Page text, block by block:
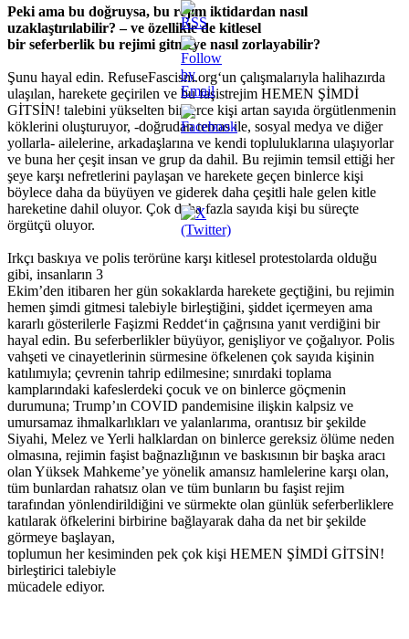
Peki ama bu doğruysa, bu rejim iktidardan nasıl
uzaklaştırılabilir? – ve özellikle de kitlesel
bir seferberlik bu rejimi gitmeye nasıl zorlayabilir?
Şunu hayal edin. RefuseFascism.org‘un çalışmalarıyla halihazırda
ulaşılan, harekete geçirilen ve bu faşistrejim HEMEN ŞİMDİ
GİTSİN! talebini yükselten binlerce kişi artan sayıda örgütlenmenin
köklerini oluşturuyor, -doğrudan temas ile, sosyal medya ve diğer
yollarla- ailelerine, arkadaşlarına ve kendi topluluklarına ulaşıyorlar
ve buna her çeşit insan ve grup da dahil. Bu rejimin temsil ettiği her
şeye karşı nefretlerini paylaşan ve harekete geçen binlerce kişi
böylece daha da büyüyen ve giderek daha çeşitli hale gelen kitle
hareketine dahil oluyor. Çok daha fazla sayıda kişi bu süreçte
örgütçü oluyor.
Irkçı baskıya ve polis terörüne karşı kitlesel protestolarda olduğu
gibi, insanların 3
Ekim’den itibaren her gün sokaklarda harekete geçtiğini, bu rejimin
hemen şimdi gitmesi talebiyle birleştiğini, şiddet içermeyen ama
kararlı gösterilerle Faşizmi Reddet‘in çağrısına yanıt verdiğini bir
hayal edin. Bu seferberlikler büyüyor, genişliyor ve çoğalıyor. Polis
vahşeti ve cinayetlerinin sürmesine öfkelenen çok sayıda kişinin
katılımıyla; çevrenin tahrip edilmesine; sınırdaki toplama
kamplarındaki kafeslerdeki çocuk ve on binlerce göçmenin
durumuna; Trump’ın COVID pandemisine ilişkin kalpsiz ve
umursamaz ihmalkarlıkları ve yalanlarıma, orantısız bir şekilde
Siyahi, Melez ve Yerli halklardan on binlerce gereksiz ölüme neden
olmasına, rejimin faşist bağnazlığının ve baskısının bir başka aracı
olan Yüksek Mahkeme’ye yönelik amansız hamlelerine karşı olan,
tüm bunlardan rahatsız olan ve tüm bunların bu faşist rejim
tarafından yönlendirildiğini ve sürmekte olan günlük seferberliklere
katılarak öfkelerini birbirine bağlayarak daha da net bir şekilde
görmeye başlayan,
toplumun her kesiminden pek çok kişi HEMEN ŞİMDİ GİTSİN!
birleştirici talebiyle
mücadele ediyor.